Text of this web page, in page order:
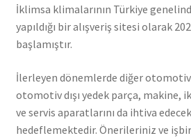
İklimsa klimalarının Türkiye
yapıldığı bir alışveriş sitesi olarak
başlamıştır.
İlerleyen dönemlerde diğer otomotiv
otomotiv dışı yedek parça, makine,
ve servis aparatlarını da ihtiva
hedeflemektedir. Önerileriniz ve